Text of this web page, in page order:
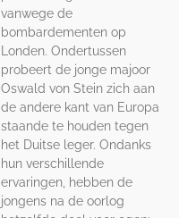
vanwege de
bombardementen op
Londen. Ondertussen
probeert de jonge majoor
Oswald von Stein zich aan
de andere kant van Europa
staande te houden tegen
het Duitse leger. Ondanks
hun verschillende
ervaringen, hebben de
jongens na de oorlog